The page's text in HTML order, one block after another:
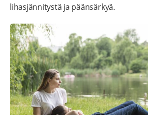
lihasjännitystä ja päänsärkyä.